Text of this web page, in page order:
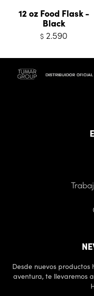
12 oz Food Flask -
Black
$ 2.590
Desde nuevos
aventura, te llevaremos